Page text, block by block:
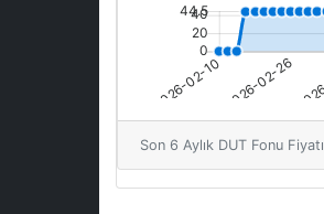
Son 6 Aylık DUT Fonu Fiyatı